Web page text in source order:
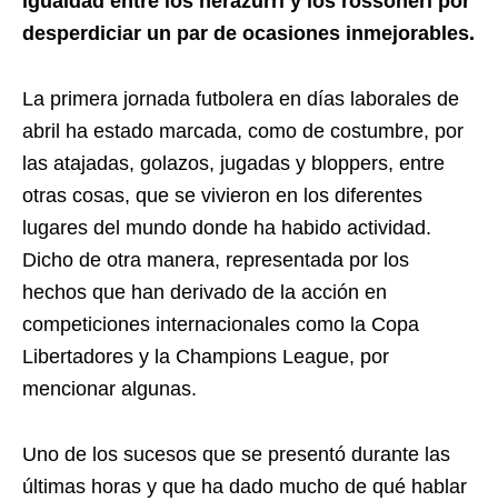
desperdiciar un par de ocasiones inmejorables.
La primera jornada futbolera en días laborales de
abril ha estado marcada, como de costumbre, por
las atajadas, golazos, jugadas y bloppers, entre
otras cosas, que se vivieron en los diferentes
lugares del mundo donde ha habido actividad.
Dicho de otra manera, representada por los
hechos que han derivado de la acción en
competiciones internacionales como la Copa
Libertadores y la Champions League, por
mencionar algunas.
Uno de los sucesos que se presentó durante las
últimas horas y que ha dado mucho de qué hablar